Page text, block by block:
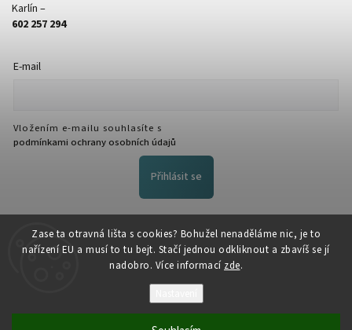
Zase ta otravná lišta s cookies? Bohužel nenaděláme nic, je to
nařízení EU a musí to tu bejt. Stačí jednou odkliknout a zbavíš se jí
nadobro. Více informací zde.
Karlín –
602 257 294
E-mail
Vložením e-mailu souhlasíte s
podmínkami ochrany osobních údajů
Přihlásit se
FACEBOOK